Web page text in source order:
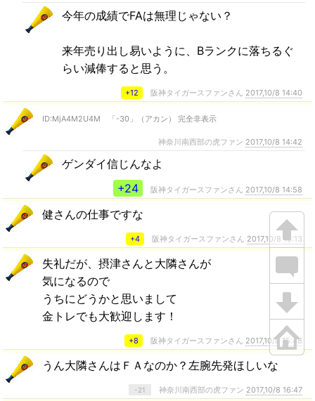
今年の成績でFAは無理じゃない？
来年売り出し易いように、Bランクに落ちるぐ
らい減俸すると思う。
+12 阪神タイガースファンさん 2017,10/8 14:40
ID:MjA4M2U4M 「-30」（アカン） 完全非表示
神奈川南西部の虎ファン 2017,10/8 14:42
ゲンダイ信じんなよ
+24
阪神タイガースファンさん 2017,10/8 14:58
健さんの仕事ですな
+4 阪神タイガースファンさん 2017,10/8 15:13
失礼だが、摂津さんと大隣さんが
気になるので
うちにどうかと思いまして
金トレでも大歓迎します！
+8 阪神タイガースファンさん 2017,10/8 15:48
うん大隣さんはＦＡなのか？左腕先発ほしいな
-21 神奈川南西部の虎ファン 2017,10/8 16:47